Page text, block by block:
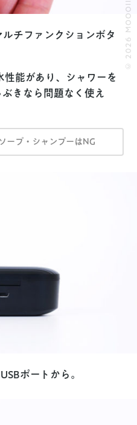
チファンクションボタ
能があり、シャワーを
きなら問題なく使え
ープ・シャンプーはNG
ポートから。
© 2026 MOOOII.